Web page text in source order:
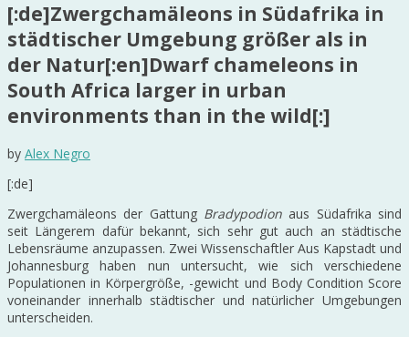
[:de]Zwergchamäleons in Südafrika in
städtischer Umgebung größer als in
der Natur[:en]Dwarf chameleons in
South Africa larger in urban
environments than in the wild[:]
by Alex Negro
[:de]
Zwergchamäleons der Gattung Bradypodion aus Südafrika sind
seit Längerem dafür bekannt, sich sehr gut auch an städtische
Lebensräume anzupassen. Zwei Wissenschaftler Aus Kapstadt und
Johannesburg haben nun untersucht, wie sich verschiedene
Populationen in Körpergröße, -gewicht und Body Condition Score
voneinander innerhalb städtischer und natürlicher Umgebungen
unterscheiden.